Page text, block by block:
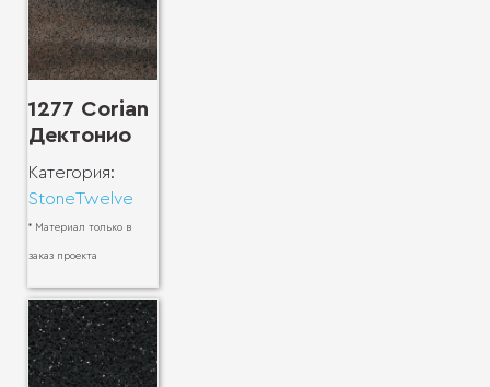
1277 Corian
Дектонио
Категория:
StoneTwelve
* Материал только в
заказ проекта